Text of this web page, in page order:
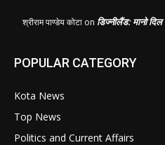
श्रीराम पाण्डेय कोटा on डिज्नीलैंड: मानो
POPULAR CATEGORY
Kota News
Top News
Politics and Current Affairs